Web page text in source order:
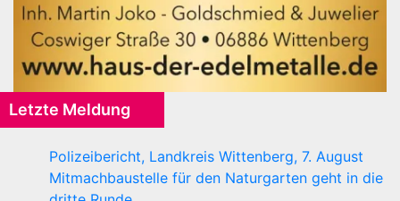
Letzte Meldung
Polizeibericht, Landkreis Wittenberg, 7. August
Mitmachbaustelle für den Naturgarten geht in die